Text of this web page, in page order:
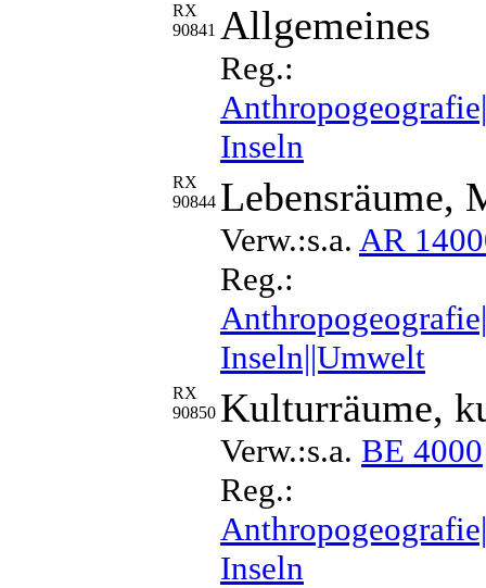
RX
90841 Allgemeines
Reg.:
Inseln
RX
90844 Lebensräume,
Verw.:s.a. AR
Reg.:
Inseln||Umwelt
RX
90850 Kulturräume,
Verw.:s.a. BE 4000
Reg.:
Inseln